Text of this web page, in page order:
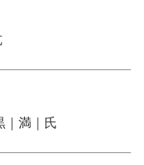
｜満｜氏